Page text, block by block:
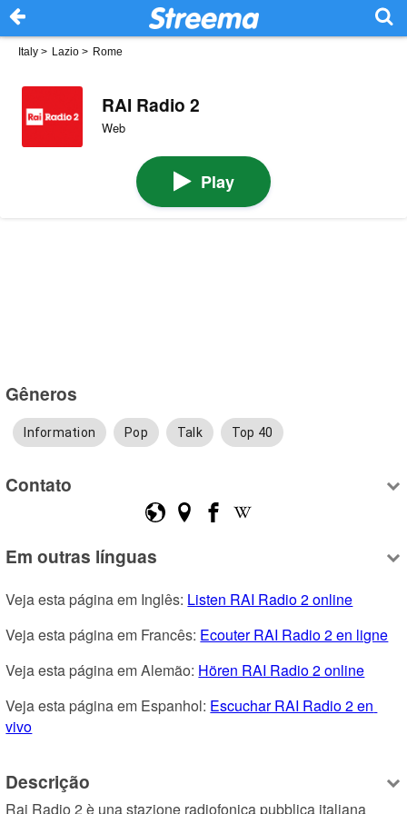
Italy > Lazio > Rome
RAI Radio 2
Web
Play
Gêneros
Information Pop Talk Top 40
Contato
Em outras línguas
Veja esta página em Inglês: Listen RAI Radio 2 online
Veja esta página em Francês: Ecouter RAI Radio 2 en ligne
Veja esta página em Alemão: Hören RAI Radio 2 online
Veja esta página em Espanhol: Escuchar RAI Radio 2 en
vivo
Descrição
Rai Radio 2 è una stazione radiofonica pubblica italiana